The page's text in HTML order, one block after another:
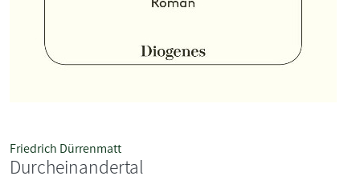
Friedrich Dürrenmatt
Durcheinandertal